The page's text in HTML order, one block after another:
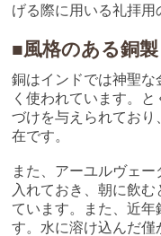
げる際に用いる礼拝用
■風格のある銅製
銅はインドでは神聖な
く使われています。
づけを与えられてお
在です。
また、アーユルヴェ
入れておき、朝に飲
ています。また、近年
す。水に溶け込んだ僅